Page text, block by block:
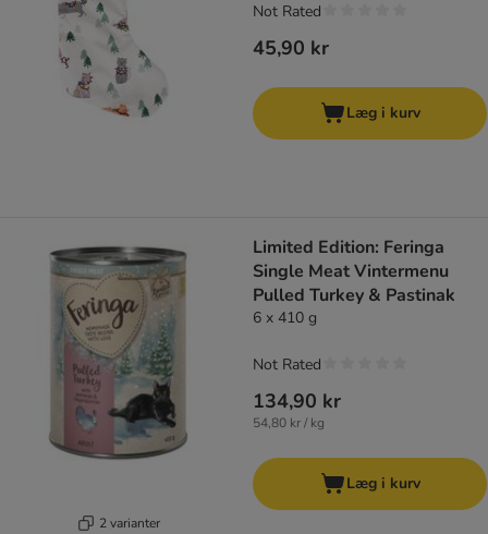
45,90 kr
Not Rated
Læg i kurv
2 varianter
Limited Edition: Feringa
Single Meat Vintermenu
Pulled Turkey & Pastinak
6 x 410 g
134,90 kr
54,80 kr / kg
Not Rated
Læg i kurv